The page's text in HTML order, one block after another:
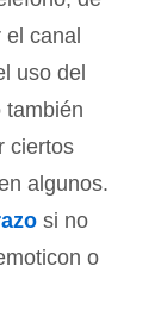
canal
uso del
también
ciertos
algunos.
si no
o